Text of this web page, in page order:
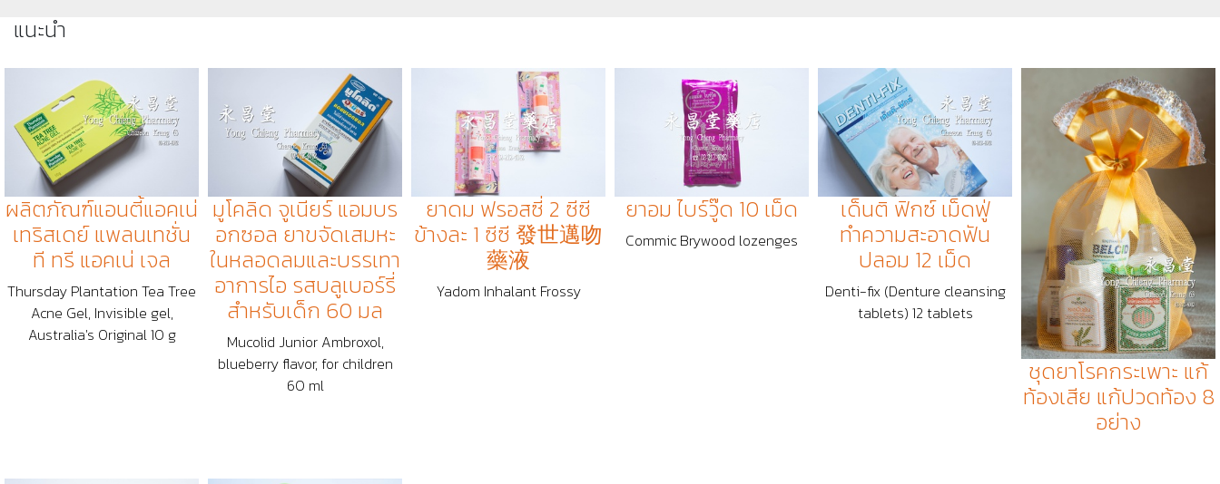
แนะนำ
ผลิตภัณฑ์​แอนตี้แอคเน่
เทริสเดย์ แพลนเทชั่น
ที ทรี แอคเน่ เจล
Thursday Plantation Tea Tree
Acne Gel, Invisible gel,
Australia's Original 10 g
มูโคลิด จูเนียร์ แอมบร
อกซอล ยาขจัดเสมหะ
ในหลอดลมและบรรเทา
อาการไอ รสบลูเบอร์รี่
สำหรับเด็ก 60 มล
Mucolid Junior Ambroxol,
blueberry flavor, for children
60 ml
ยาดม ฟรอสซี่ 2 ซีซี
ข้างละ 1 ซีซี 發世邁吻
藥液
Yadom Inhalant Frossy
ยาอม ไบร์วู๊ด 10 เม็ด
Commic Brywood lozenges
เด็นติ ฟิกซ์ เม็ดฟู่
ทำความสะอาดฟัน
ปลอม 12 เม็ด
Denti-fix (Denture cleansing
tablets) 12 tablets
ชุดยาโรคกระเพาะ แก้
ท้องเสีย แก้ปวดท้อง 8
อย่าง